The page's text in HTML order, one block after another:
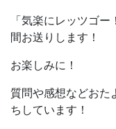
「気楽にレッツゴ
間お送りします！
お楽しみに！
質問や感想などお
ちしています！